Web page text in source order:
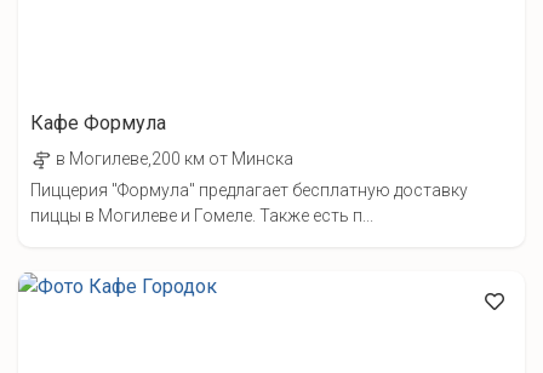
Кафе Формула
в Могилеве,200 км от Минска
Пиццерия "Формула" предлагает бесплатную доставку
пиццы в Могилеве и Гомеле. Также есть п...